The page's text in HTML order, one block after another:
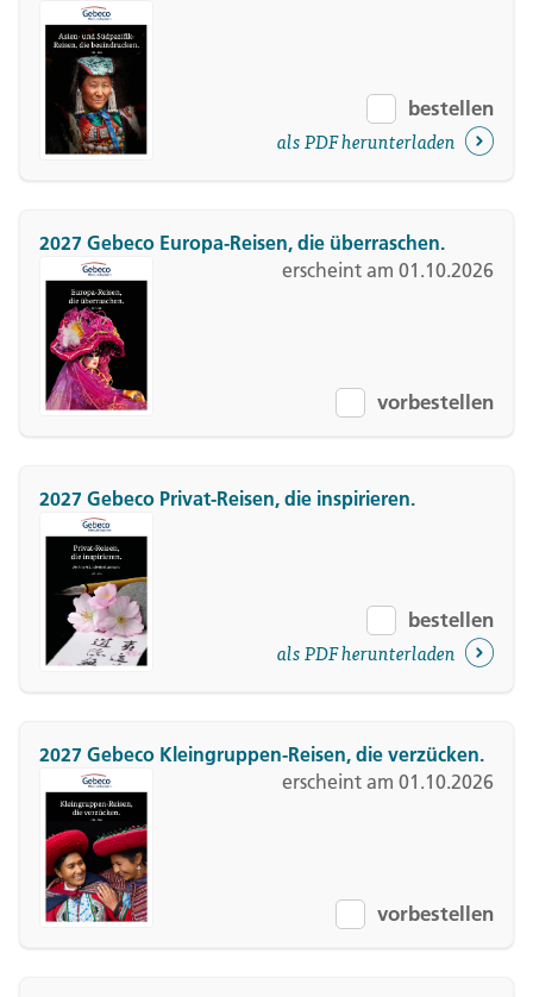
bestellen
als PDF herunterladen
2027 Gebeco Europa-Reisen, die überraschen.
erscheint am 01.10.2026
vorbestellen
2027 Gebeco Privat-Reisen, die inspirieren.
bestellen
als PDF herunterladen
2027 Gebeco Kleingruppen-Reisen, die verzücken.
erscheint am 01.10.2026
vorbestellen